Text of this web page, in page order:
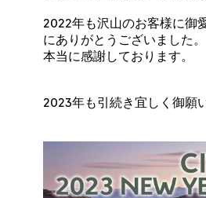
2022年も沢山のお客様に御
にありがとうございました。
本当に感謝しております。
2023年も引続き宜しく御願